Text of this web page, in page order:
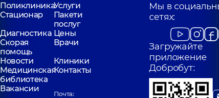
ПоликлиникаУслуги
Стационар
Пакети
послуг
Диагностика Цены
Скорая
помощь
Врачи
Новости
Клиники
Медицинская
библиотека
Контакты
Вакансии
Почта:
Мы в
сетях:
Загружайте
приложение
Добробут: